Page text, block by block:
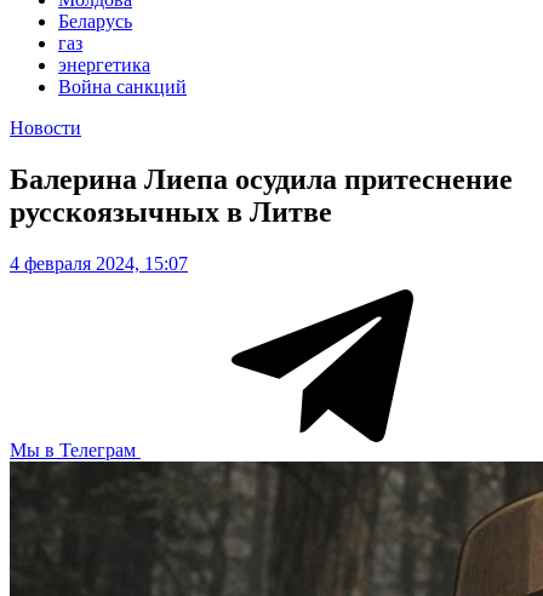
Беларусь
газ
энергетика
Война санкций
Новости
Балерина Лиепа осудила притеснение
русскоязычных в Литве
4 февраля 2024, 15:07
Мы в Телеграм